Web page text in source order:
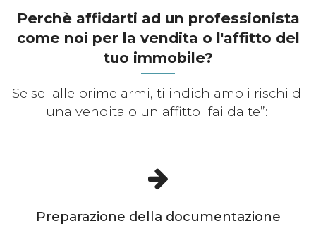
Perchè affidarti ad un professionista
come noi per la vendita o l'affitto del
tuo immobile?
Se sei alle prime armi, ti indichiamo i rischi di
una vendita o un affitto “fai da te”:
Preparazione della documentazione